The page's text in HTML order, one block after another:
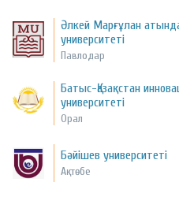
Әлкей Марғұлан
университеті
Павлодар
Батыс-Қазақстан
университеті
Орал
Бәйішев университеті
Ақтөбе